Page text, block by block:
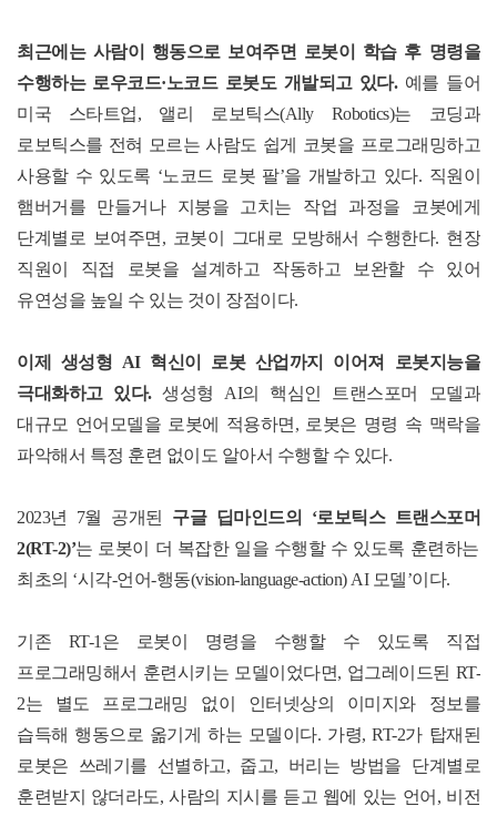
최근에는 사람이 행동으로 보여주면 로봇이 학습 후 명령을
수행하는 로우코드·노코드 로봇도 개발되고 있다. 예를 들어
미국 스타트업, 앨리 로보틱스(Ally Robotics)는 코딩과
로보틱스를 전혀 모르는 사람도 쉽게 코봇을 프로그래밍하고
사용할 수 있도록 ‘노코드 로봇 팔’을 개발하고 있다. 직원이
햄버거를 만들거나 지붕을 고치는 작업 과정을 코봇에게
단계별로 보여주면 , 코봇이 그대로 모방해서 수행한다. 현장
직원이 직접 로봇을 설계하고 작동하고 보완할 수 있어
유연성을 높일 수 있는 것이 장점이다.
이제 생성형 AI 혁신이 로봇 산업까지 이어져 로봇지능을
극대화하고 있다.생성형 AI의 핵심인 트랜스포머 모델과
대규모 언어모델을 로봇에 적용하면 , 로봇은 명령 속 맥락을
파악해서 특정 훈련 없이도 알아서 수행할 수 있다.
2023년 7월 공개된 구글 딥마인드의 ‘로보틱스 트랜스포머
2(RT-2)’는 로봇이 더 복잡한 일을 수행할 수 있도록 훈련하는
최초의 ‘시각-언어-행동(vision-language-action) AI 모델’이다.
기존 RT-1 은 로봇이 명령을 수행할 수 있도록 직접
프로그래밍해서 훈련시키는 모델이었다면, 업그레이드된 RT-
2는 별도 프로그래밍 없이 인터넷상의 이미지와 정보를
습득해 행동으로 옮기게 하는 모델이다. 가령, RT-2가 탑재된
로봇은 쓰레기를 선별하고, 줍고, 버리는 방법을 단계별로
훈련받지 않더라도,사람의 지시를 듣고 웹에 있는 언어 , 비전